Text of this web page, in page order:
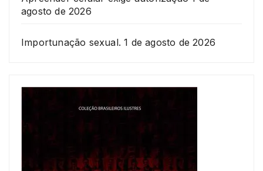
agosto de 2026
Importunação sexual. 1 de agosto de 2026